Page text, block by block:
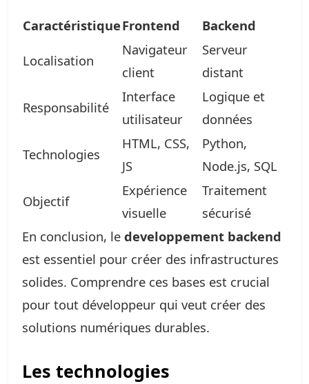
CaractéristiqueFrontend Backend
Localisation
Navigateur
client
Serveur
distant
Responsabilité
Interface
utilisateur
Logique et
données
Technologies
HTML, CSS,
JS
Python,
Node.js, SQL
Objectif
Expérience
visuelle
Traitement
sécurisé
En conclusion, le developpement backend
est essentiel pour créer des infrastructures
solides. Comprendre ces bases est crucial
pour tout développeur qui veut créer des
solutions numériques durables.
Les technologies